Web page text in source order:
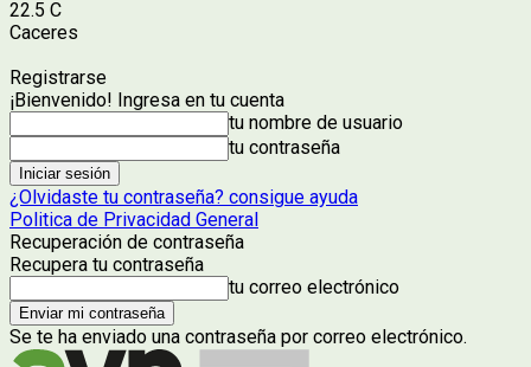
22.5 C
Caceres
Registrarse
¡Bienvenido! Ingresa en tu cuenta
tu nombre de usuario
tu contraseña
¿Olvidaste tu contraseña? consigue ayuda
Politica de Privacidad General
Recuperación de contraseña
Recupera tu contraseña
tu correo electrónico
Se te ha enviado una contraseña por correo electrónico.